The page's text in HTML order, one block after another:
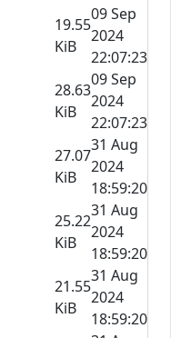
19.55
KiB
09 Sep
2024
22:07:23
28.63
KiB
09 Sep
2024
22:07:23
27.07
KiB
31 Aug
2024
18:59:20
25.22
KiB
31 Aug
2024
18:59:20
21.55
KiB
31 Aug
2024
18:59:20